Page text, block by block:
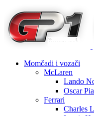
Momčadi i vozači
McLaren
Lando
Oscar
Ferrari
Charles